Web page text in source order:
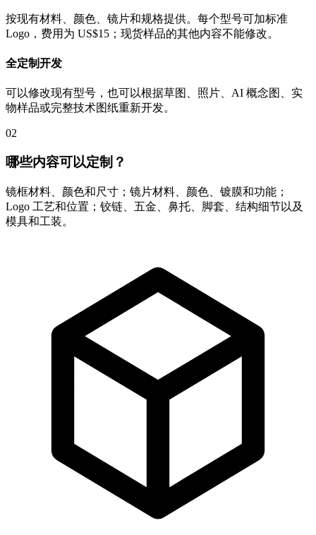
按现有材料、颜色、镜片和规格提供。每个型号可加标准
Logo，费用为 US$15；现货样品的其他内容不能修改。
全定制开发
可以修改现有型号，也可以根据草图、照片、AI 概念图、实
物样品或完整技术图纸重新开发。
02
哪些内容可以定制？
镜框材料、颜色和尺寸；镜片材料、颜色、镀膜和功能；
Logo 工艺和位置；铰链、五金、鼻托、脚套、结构细节以及
模具和工装。